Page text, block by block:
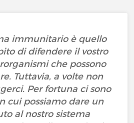
immunitario è quello
di difendere il vostro
che possono
Tuttavia, a volte non
Per fortuna ci sono
cui possiamo dare un
al nostro sistema